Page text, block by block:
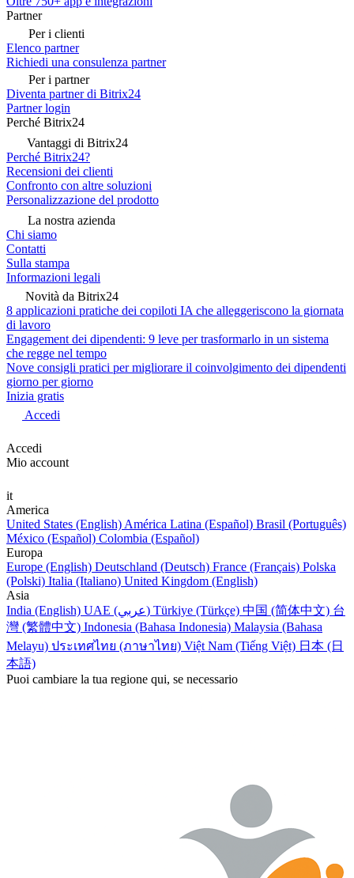
Partner
Per i clienti
Elenco partner
Richiedi una consulenza partner
Per i partner
Diventa partner di Bitrix24
Partner login
Perché Bitrix24
Vantaggi di Bitrix24
Perché Bitrix24?
Recensioni dei clienti
Confronto con altre soluzioni
Personalizzazione del prodotto
La nostra azienda
Chi siamo
Contatti
Sulla stampa
Informazioni legali
Novità da Bitrix24
8 applicazioni pratiche dei copiloti IA che alleggeriscono la giornata
di lavoro
Engagement dei dipendenti: 9 leve per trasformarlo in un sistema
che regge nel tempo
Nove consigli pratici per migliorare il coinvolgimento dei dipendenti
giorno per giorno
Inizia gratis
Accedi
Accedi
Mio account
it
America
United States (English) América Latina (Español) Brasil (Português)
México (Español) Colombia (Español)
Europa
Europe (English) Deutschland (Deutsch) France (Français) Polska
(Polski) Italia (Italiano) United Kingdom (English)
Asia
India (English)
UAE (عربي) Türkiye (Türkçe) 中国 (简体中文) 台
灣 (繁體中文) Indonesia (Bahasa Indonesia) Malaysia (Bahasa
Melayu) ประเทศไทย (ภาษาไทย) Việt Nam (Tiếng Việt) 日本 (日
本語)
Puoi cambiare la tua regione qui, se necessario